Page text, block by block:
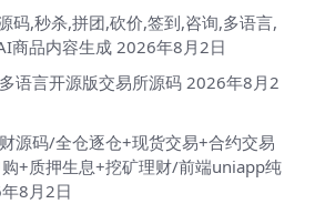
码,秒杀,拼团,砍价,签到,咨询,多语言,
商品内容生成 2026年8月2日
语言开源版交易所源码 2026年8月2
源码/全仓逐仓+现货交易+合约交易
+质押生息+挖矿理财/前端uniapp纯
8月2日